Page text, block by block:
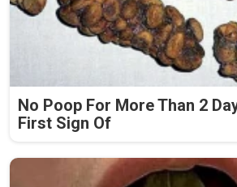
No Poop For More Than 2
First Sign Of